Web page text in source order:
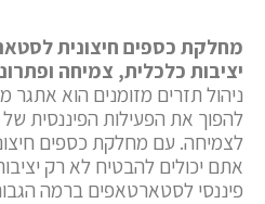
יציבות כלכלית, צמיחה
ניהול תזרים מזומנים הוא
להפוך את הפעילות הפיננסית
אתם יכולים להבטיח לא רק
פיננסי לסטארטאפים ברמה